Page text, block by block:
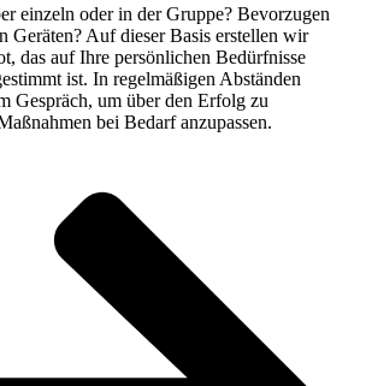
einzeln oder in der Gruppe? Bevorzugen
Geräten? Auf dieser Basis erstellen wir
das auf Ihre persönlichen Bedürfnisse
ist. In regelmäßigen Abständen
Gespräch, um über den Erfolg zu
bei Bedarf anzupassen.